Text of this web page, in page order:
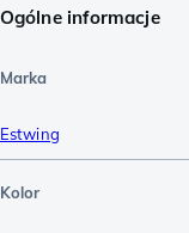
Ogólne informacje
Marka
Estwing
Kolor